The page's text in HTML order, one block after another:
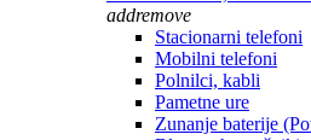
addremove
Stacionarni telefoni
Mobilni telefoni
Polnilci, kabli
Pametne ure
Zunanje baterije